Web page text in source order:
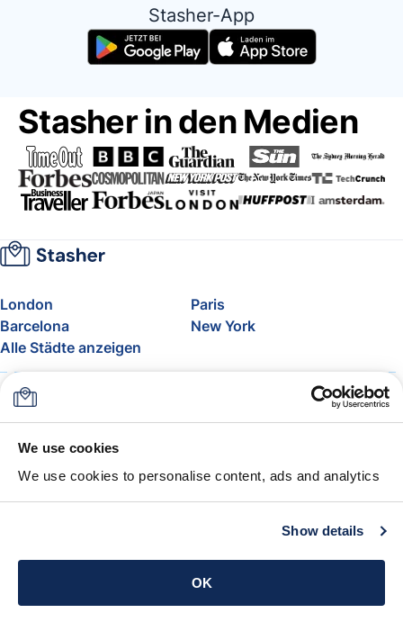
We use cookies
We use cookies to personalise content, ads and analytics
Show details
OK
Stasher-App
Stasher in den Medien
London
Paris
Barcelona
New York
Alle Städte anzeigen
Über uns
FAQ
Support
Blog
Freigepäck bei Airlines
Die Stasher-Garantie
AGB
App holen